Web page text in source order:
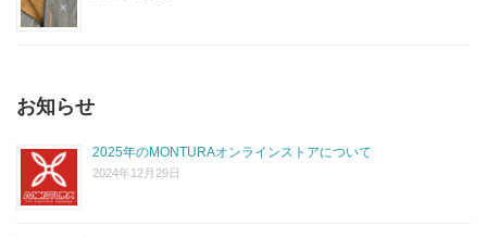
お知らせ
2025年のMONTURAオンラインストアについて
2024年12月29日